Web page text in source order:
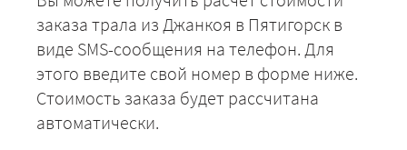
заказа трала из Джанкоя в Пятигорск в
виде SMS-сообщения на телефон. Для
этого введите свой номер в форме ниже.
Стоимость заказа будет рассчитана
автоматически.